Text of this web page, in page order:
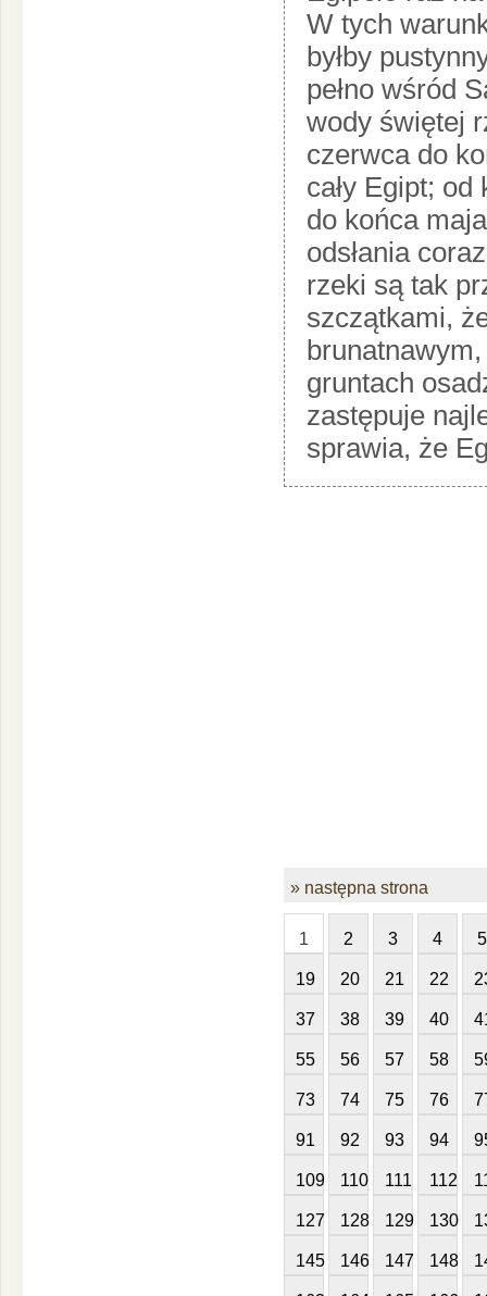
W tych
byłby
pełno wśród
wody świętej
czerwca do
cały Egipt;
do końca
odsłania
rzeki są tak
szczątkami,
gruntach
zastępuje
sprawia, że
» następna strona
1 2 3 4 5
19 20 21 22
37 38 39 40
55 56 57 58
73 74 75 76
91 92 93 94
109 110 111 112
127 128 129 130
145 146 147 148